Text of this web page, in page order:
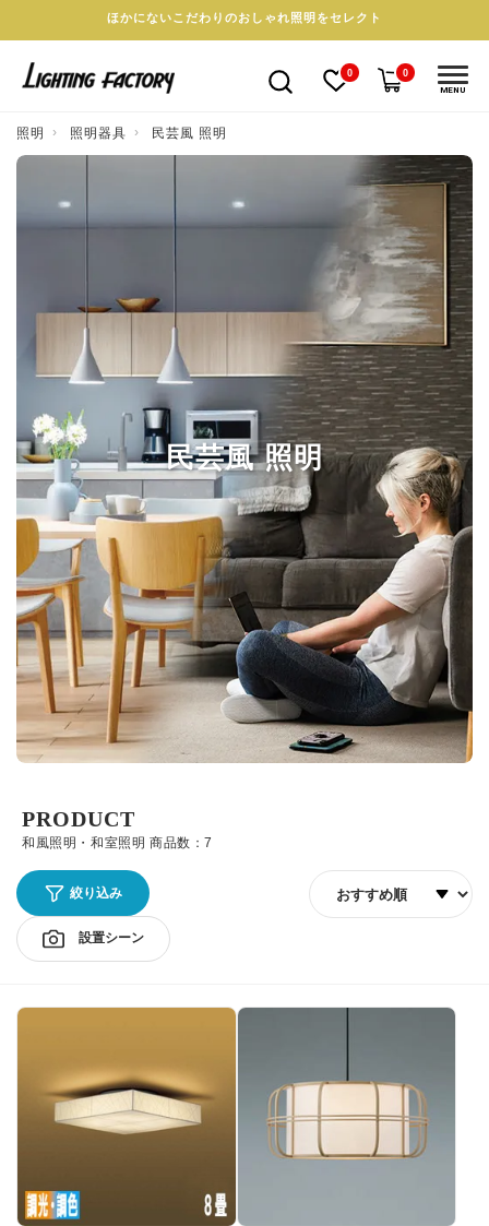
ほかにないこだわりのおしゃれ照明をセレクト
0 0
MENU
照明 照明器具 民芸風 照明
民芸風 照明
和風照明・和室照明 商品数：7
PRODUCT
絞り込み
設置シーン
並び順